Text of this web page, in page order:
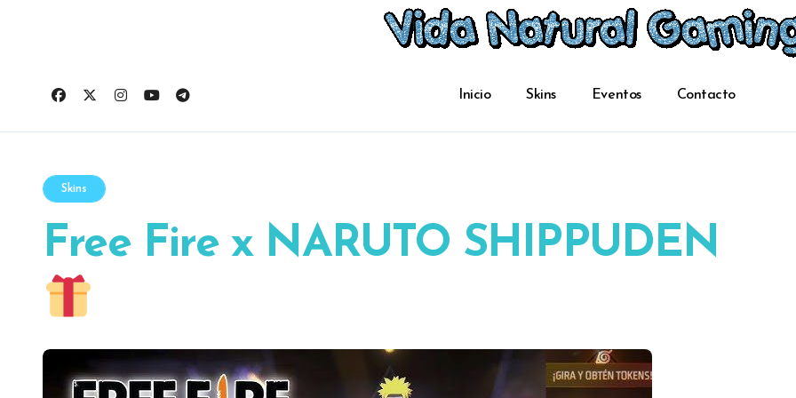
Inicio Skins Eventos Contacto
Skins
Free Fire x NARUTO SHIPPUDEN